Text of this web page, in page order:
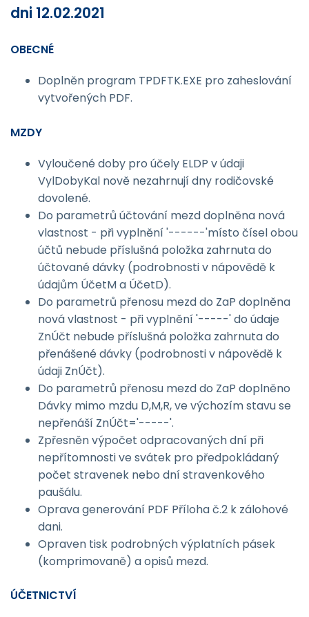
dni 12.02.2021
OBECNÉ
Doplněn program TPDFTK.EXE pro zaheslování
vytvořených PDF.
MZDY
Vyloučené doby pro účely ELDP v údaji
VylDobyKal nově nezahrnují dny rodičovské
dovolené.
Do parametrů účtování mezd doplněna nová
vlastnost - při vyplnění '------'místo čísel obou
účtů nebude příslušná položka zahrnuta do
účtované dávky (podrobnosti v nápovědě k
údajům ÚčetM a ÚčetD).
Do parametrů přenosu mezd do ZaP doplněna
nová vlastnost - při vyplnění '-----' do údaje
ZnÚčt nebude příslušná položka zahrnuta do
přenášené dávky (podrobnosti v nápovědě k
údaji ZnÚčt).
Do parametrů přenosu mezd do ZaP doplněno
Dávky mimo mzdu D,M,R, ve výchozím stavu se
nepřenáší ZnÚčt='-----'.
Zpřesněn výpočet odpracovaných dní při
nepřítomnosti ve svátek pro předpokládaný
počet stravenek nebo dní stravenkového
paušálu.
Oprava generování PDF Příloha č.2 k zálohové
dani.
Opraven tisk podrobných výplatních pásek
(komprimovaně) a opisů mezd.
ÚČETNICTVÍ